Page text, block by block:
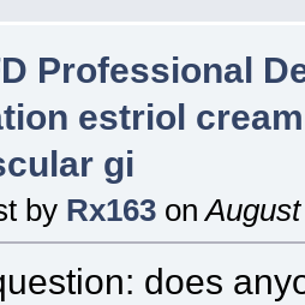
Professional
estriol
gi
by Rx163 on
does